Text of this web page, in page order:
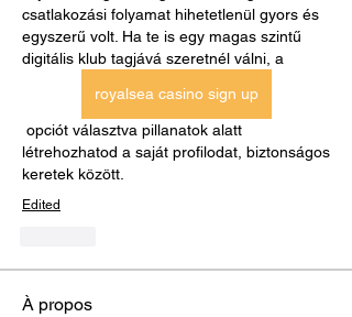
csatlakozási folyamat hihetetlenül gyors és
egyszerű volt. Ha te is egy magas szintű
digitális klub tagjává szeretnél válni, a
royalsea casino sign up
létrehozhatod a saját profilodat, biztonságos
keretek között.
Edited
À propos